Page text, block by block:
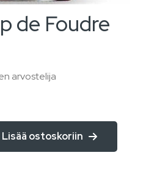
de Foudre
arvostelija
Lisää ostoskoriin